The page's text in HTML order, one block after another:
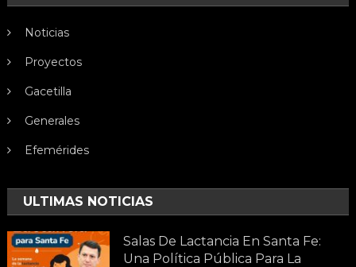
Noticias
Proyectos
Gacetilla
Generales
Efemérides
ULTIMAS NOTICIAS
Salas De Lactancia En Santa Fe:
Una Política Pública Para La